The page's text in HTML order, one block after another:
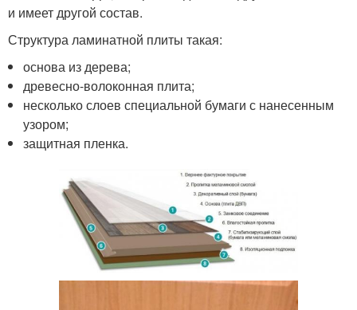
и имеет другой состав.
Структура ламинатной плиты такая:
основа из дерева;
древесно-волоконная плита;
несколько слоев специальной бумаги с нанесенным
узором;
защитная пленка.